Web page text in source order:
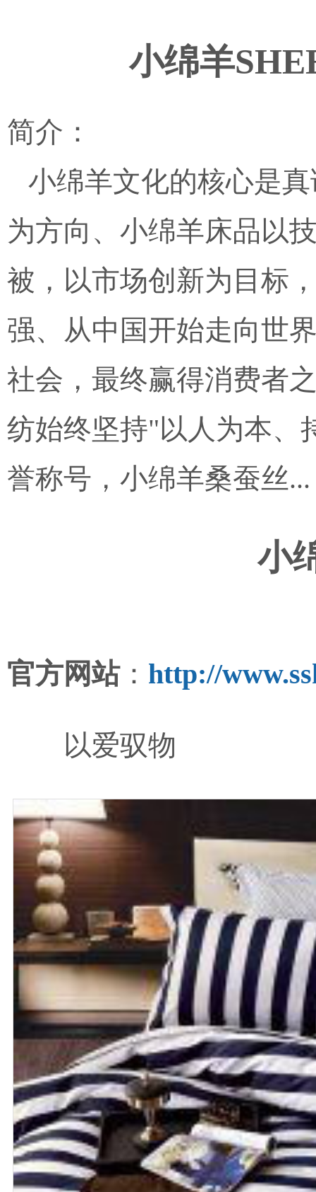
小绵羊
简介：
小绵羊文化的核心是
为方向、小绵羊床品以
被，以市场创新为目标
强、从中国开始走向世
社会，最终赢得消费者
纺始终坚持"以人为本、
誉称号，小绵羊桑蚕丝...
小
官方网站： http://
以爱驭物